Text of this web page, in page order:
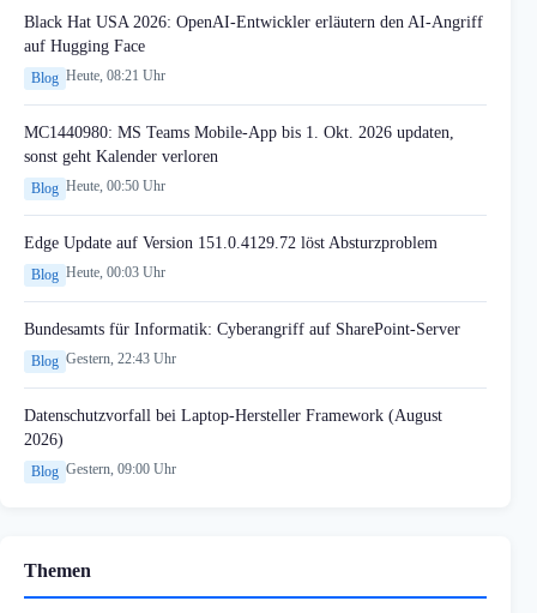
Black Hat USA 2026: OpenAI-Entwickler erläutern den AI-Angriff
auf Hugging Face
Blog Heute, 08:21 Uhr
MC1440980: MS Teams Mobile-App bis 1. Okt. 2026 updaten,
sonst geht Kalender verloren
Blog Heute, 00:50 Uhr
Edge Update auf Version 151.0.4129.72 löst Absturzproblem
Blog Heute, 00:03 Uhr
Bundesamts für Informatik: Cyberangriff auf SharePoint-Server
Blog Gestern, 22:43 Uhr
Datenschutzvorfall bei Laptop-Hersteller Framework (August
2026)
Blog Gestern, 09:00 Uhr
Themen